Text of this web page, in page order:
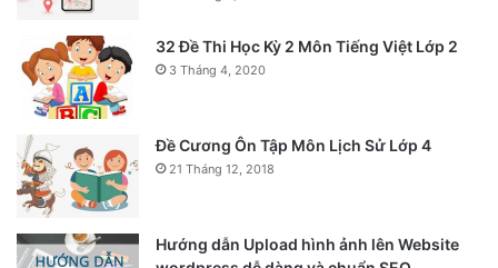
32 Đề Thi Học Kỳ 2 Môn Tiếng Việt Lớp 2
3 Tháng 4, 2020
Đề Cương Ôn Tập Môn Lịch Sử Lớp 4
21 Tháng 12, 2018
Hướng dẫn Upload hình ảnh lên Website